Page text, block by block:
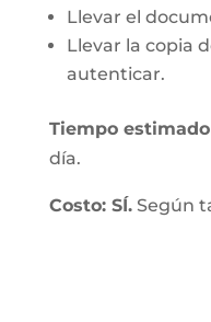
Llevar el
Llevar la copia
autenticar.
Tiempo
día.
Costo: SÍ.Según